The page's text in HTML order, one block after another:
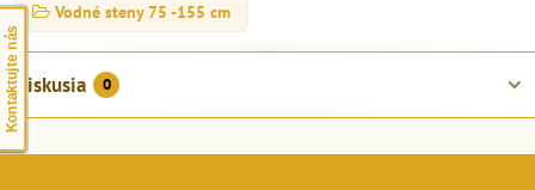
Vodné steny 75 -155 cm
Diskusia 0
Kontaktujte nás